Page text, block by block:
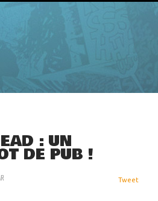
: UN
DE PUB !
Tweet